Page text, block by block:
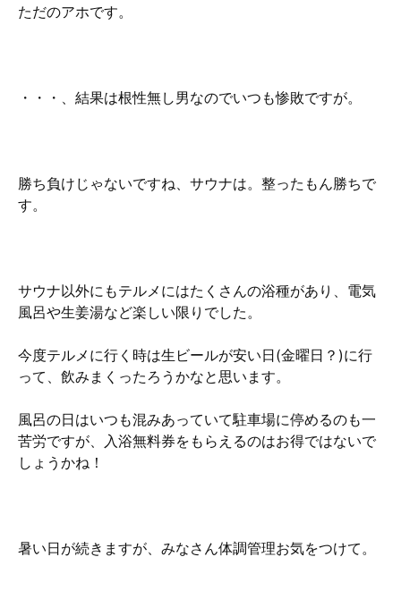
ただのアホです。
・・・、結果は根性無し男なのでいつも惨敗ですが。
勝ち負けじゃないですね、サウナは。整ったもん勝ちで
す。
サウナ以外にもテルメにはたくさんの浴種があり、電気
風呂や生姜湯など楽しい限りでした。
今度テルメに行く時は生ビールが安い日(金曜日？)に行
って、飲みまくったろうかなと思います。
風呂の日はいつも混みあっていて駐車場に停めるのも一
苦労ですが、入浴無料券をもらえるのはお得ではないで
しょうかね！
暑い日が続きますが、みなさん体調管理お気をつけて。